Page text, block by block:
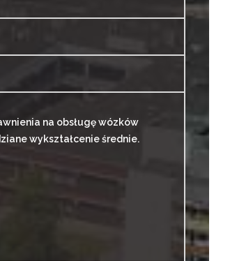
na obsługę wózków
wykształcenie średnie.